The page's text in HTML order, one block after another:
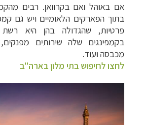
אם באוהל ואם בקרוואן. רבים
בתוך הפארקים הלאומיים ויש גם
פרטיות, שהגדולה בהן היא
בקמפינגים שלה שירותים
מכבסה ועוד.
לחצו לחיפוש בתי מלון בארה"ב